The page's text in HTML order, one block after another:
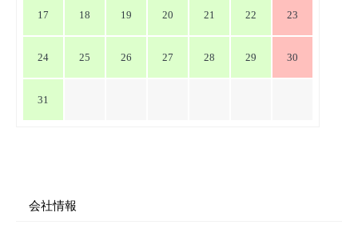
17 18 19 20 21 22 23
24 25 26 27 28 29 30
31
会社情報